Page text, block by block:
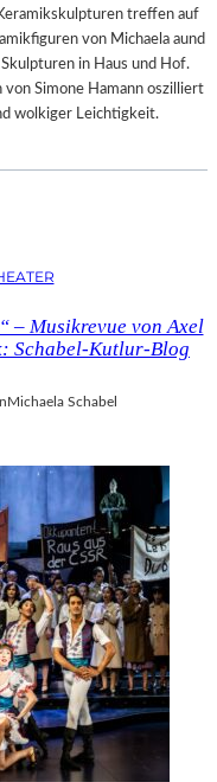
treffen auf
von Michaela aund
in Haus und Hof.
Simone Hamann oszilliert
wolkiger Leichtigkeit.
– Musikrevue von Axel
Schabel-Kutlur-Blog
Michaela Schabel